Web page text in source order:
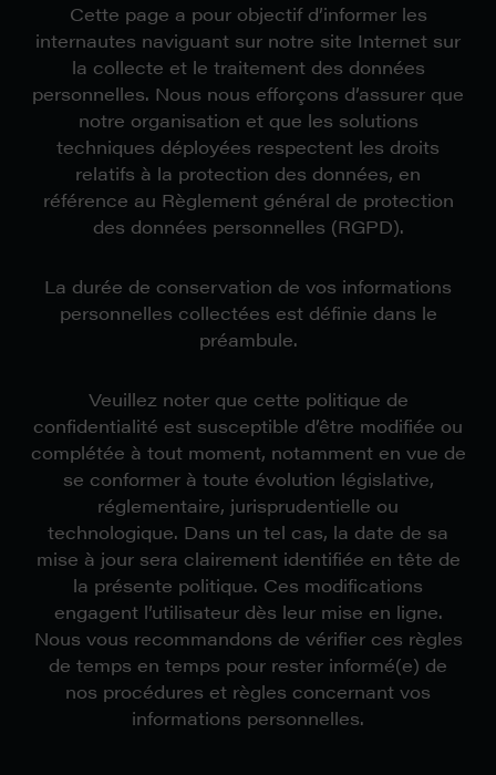
Cette page a pour objectif d’informer les
internautes naviguant sur notre site Internet sur
la collecte et le traitement des données
personnelles. Nous nous efforçons d’assurer que
notre organisation et que les solutions
techniques déployées respectent les droits
relatifs à la protection des données, en
référence au Règlement général de protection
des données personnelles (RGPD).
La durée de conservation de vos informations
personnelles collectées est définie dans le
préambule.
Veuillez noter que cette politique de
confidentialité est susceptible d’être modifiée ou
complétée à tout moment, notamment en vue de
se conformer à toute évolution législative,
réglementaire, jurisprudentielle ou
technologique. Dans un tel cas, la date de sa
mise à jour sera clairement identifiée en tête de
la présente politique. Ces modifications
engagent l’utilisateur dès leur mise en ligne.
Nous vous recommandons de vérifier ces règles
de temps en temps pour rester informé(e) de
nos procédures et règles concernant vos
informations personnelles.